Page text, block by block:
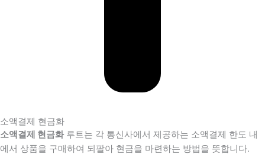
소액결제 현금화
소액결제 현금화루트는 각 통신사에서 제공하는 소액결제 한도 내
에서 상품을 구매하여 되팔아 현금을 마련하는 방법을 뜻합니다.